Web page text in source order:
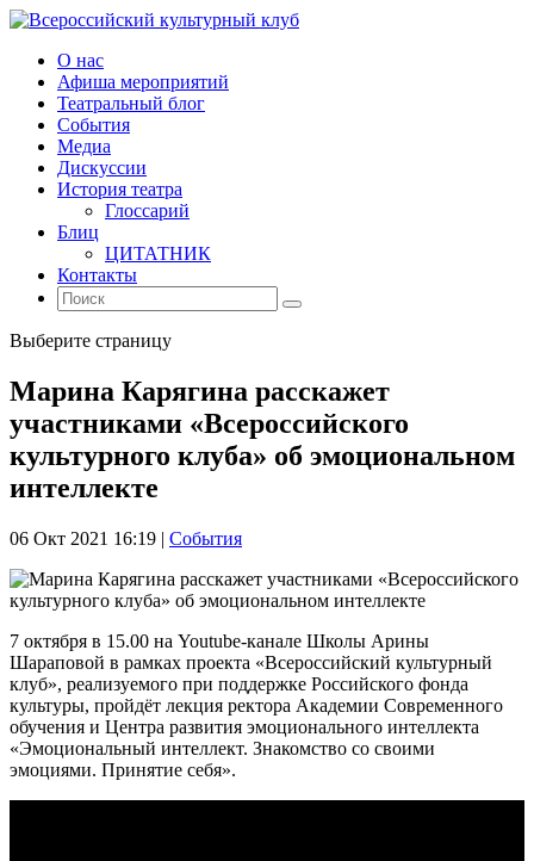
О нас
Афиша мероприятий
Театральный блог
События
Медиа
Дискуссии
История театра
Глоссарий
Блиц
ЦИТАТНИК
Контакты
Выберите страницу
Марина Карягина расскажет
участниками «Всероссийского
культурного клуба» об эмоциональном
интеллекте
06 Окт 2021 16:19 | События
7 октября в 15.00 на Youtube-канале Школы Арины
Шараповой в рамках проекта «Всероссийский культурный
клуб», реализуемого при поддержке Российского фонда
культуры, пройдёт лекция ректора Академии Современного
обучения и Центра развития эмоционального интеллекта
«Эмоциональный интеллект. Знакомство со своими
эмоциями. Принятие себя».